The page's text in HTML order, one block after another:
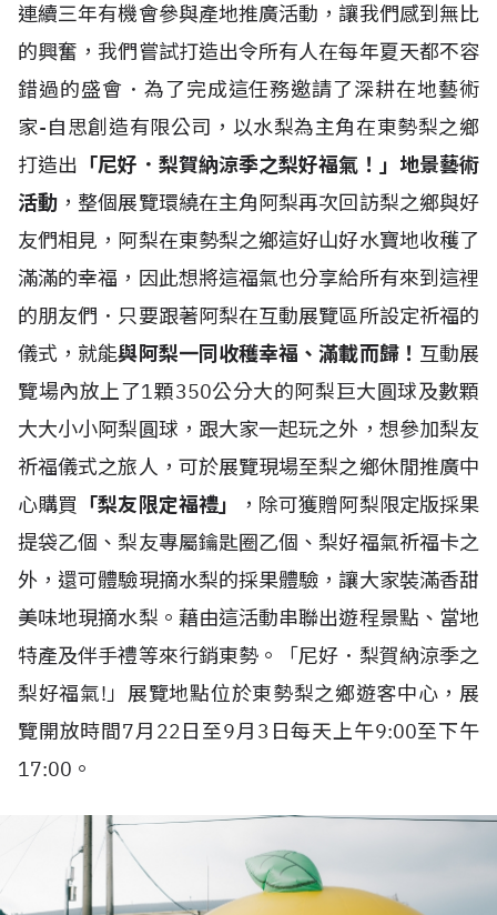
連續三年有機會參與產地推廣活動，讓我們感到無比
的興奮，我們嘗試打造出令所有人在每年夏天都不容
錯過的盛會．為了完成這任務邀請了深耕在地藝術
家-自思創造有限公司，以水梨為主角在東勢梨之鄉
打造出 「尼好．梨賀納涼季之梨好福氣！ 」地景藝術
活動 ，整個展覽環繞在主角阿梨再次回訪梨之鄉與好
友們相見，阿梨在東勢梨之鄉這好山好水寶地收穫了
滿滿的幸福，因此想將這福氣也分享給所有來到這裡
的朋友們．只要跟著阿梨在互動展覽區所設定祈福的
儀式，就能與阿梨一同收穫幸福、滿載而歸！ 互動展
覽場內放上了1顆350公分大的阿梨巨大圓球及數顆
大大小小阿梨圓球，跟大家一起玩之外，想參加梨友
祈福儀式之旅人，可於展覽現場至梨之鄉休閒推廣中
心購買 「梨友限定福禮」
，除可獲贈阿梨限定版採果
提袋乙個、梨友專屬鑰匙圈乙個、梨好福氣祈福卡之
外，還可體驗現摘水梨的採果體驗，讓大家裝滿香甜
美味地現摘水梨。藉由這活動串聯出遊程景點、當地
特產及伴手禮等來行銷東勢。「尼好．梨賀納涼季之
梨好福氣!」展覽地點位於東勢梨之鄉遊客中心，展
覽開放時間7月22日至9月3日每天上午9:00至下午
17:00。